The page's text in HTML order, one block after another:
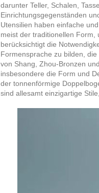
darunter Teller, Schalen,
Einrichtungsgegenständen
Utensilien haben einfache
meist der traditionellen Form,
berücksichtigt die
Formensprache zu bilden,
von Shang, Zhou-Bronzen
insbesondere die Form und
der tonnenförmige
sind allesamt einzigartige